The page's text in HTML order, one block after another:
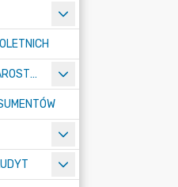
ZAŁATWIANIE SPRAW W STAROSTWIE